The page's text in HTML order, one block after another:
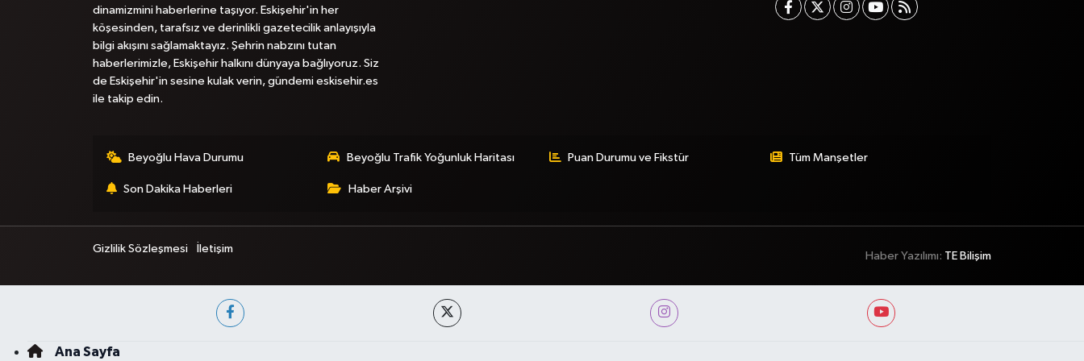
dinamizmini haberlerine taşıyor. Eskişehir'in her
köşesinden, tarafsız ve derinlikli gazetecilik anlayışıyla
bilgi akışını sağlamaktayız. Şehrin nabzını tutan
haberlerimizle, Eskişehir halkını dünyaya bağlıyoruz. Siz
de Eskişehir'in sesine kulak verin, gündemi eskisehir.es
ile takip edin.
Beyoğlu Hava Durumu Beyoğlu Trafik Yoğunluk Haritası Puan Durumu ve Fikstür Tüm Manşetler
Son Dakika Haberleri Haber Arşivi
Gizlilik Sözleşmesi İletişim
Haber Yazılımı: TE Bilişim
Ana Sayfa